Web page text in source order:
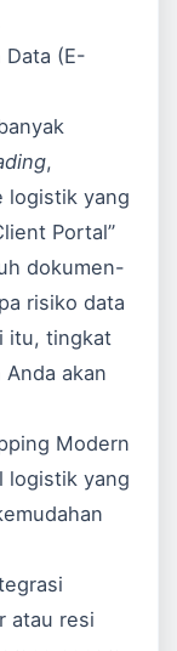
Data (E-
,
logistik yang
Portal”
dokumen-
risiko data
itu, tingkat
akan
Modern
logistik yang
atau resi